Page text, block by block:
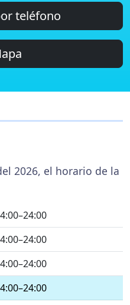
teléfono
2026, el horario de la